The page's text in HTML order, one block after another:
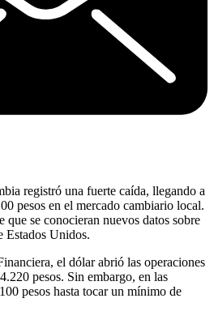
registró una fuerte caída, llegando a
pesos en el mercado cambiario local.
que se conocieran nuevos datos sobre
Estados Unidos.
el dólar abrió las operaciones
pesos. Sin embargo, en las
pesos hasta tocar un mínimo de